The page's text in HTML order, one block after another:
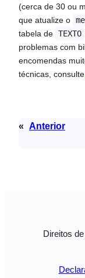
(cerca de 30 ou
que atualize o
tabela de TEXTO
problemas com
encomendas
técnicas, consulte
« Anterior
Direitos